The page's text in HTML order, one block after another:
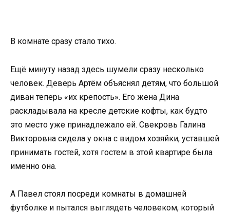
В комнате сразу стало тихо.
Ещё минуту назад здесь шумели сразу несколько
человек. Деверь Артём объяснял детям, что большой
диван теперь «их крепость». Его жена Дина
раскладывала на кресле детские кофты, как будто
это место уже принадлежало ей. Свекровь Галина
Викторовна сидела у окна с видом хозяйки, уставшей
принимать гостей, хотя гостем в этой квартире была
именно она.
А Павел стоял посреди комнаты в домашней
футболке и пытался выглядеть человеком, который